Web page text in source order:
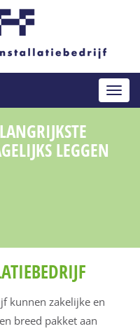
LEGGEN
kunnen zakelijke en
breed pakket aan